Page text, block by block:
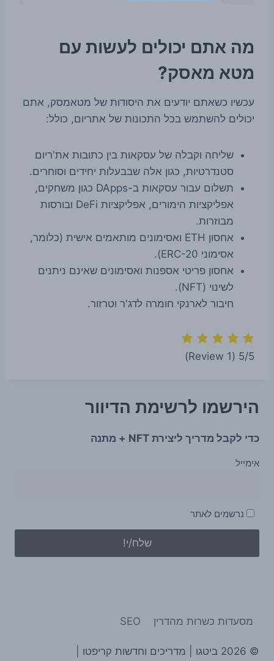
מה אתם יכולים לעשות עם
מטא מאסק?
עכשיו כשאתם יודעים את היסודות של מטאמסק, אתם
יכולים להשתמש בכל התכונות של אתריום, כולל:
שליחה וקבלה של עסקאות בין כתובות את'ריום
סטנדרטיות, כגון אלה שבבעלות יחידים וסוחרים.
תשלום עבור עסקאות ב-DApps כגון משחקים,
אפליקציות הימורים, אפליקציות DeFi ובורסות
מבוזרות.
אחסון ETH ואסימונים מותאמים אישית (כלומר,
אסימוני ERC-20).
אחסון פריטי אספנות ואסימונים שאינם ניתנים
לשינוי (NFT).
חיבור לארנקי חומרה לדג'ר וטרזור.
5/5
(1 Review)
הירשמו לרשימת הדיוור
כדי לקבל מדריך ליצירת NFT + מתנה
אימייל
נרשמים לאתר
מסעדות כשרות מהדרין SEO
© 2026 ביטגו | מדריכים וחדשות קריפטו |